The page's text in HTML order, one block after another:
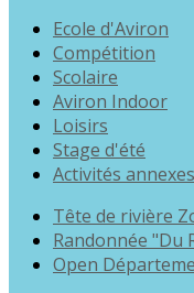
Ecole d'Aviron
Compétition
Scolaire
Aviron Indoor
Loisirs
Stage d'été
Activités annexes
Tête de rivière
Randonnée "Du
Open